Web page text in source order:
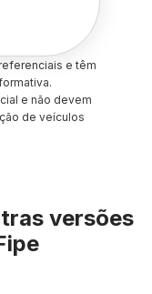
e têm
e não devem
de veículos
versões